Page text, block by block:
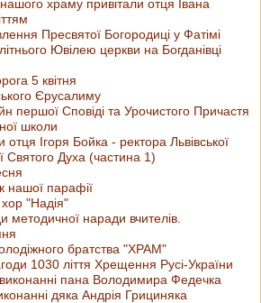
храму привітали отця Івана
Пресвятої Богородиці у Фатімі
Ювілею церкви на Богданівці
5 квітня
Єрусалиму
першої Сповіді та Урочистого Причастя
школи
отця Ігоря Бойка - ректора Львівської
Святого Духа (частина 1)
нашої парафії
"Надія"
методичної наради вчителів.
братства "ХРАМ"
1030 ліття Хрещення Русі-України
пана Володимира Федечка
дяка Андрія Грициняка